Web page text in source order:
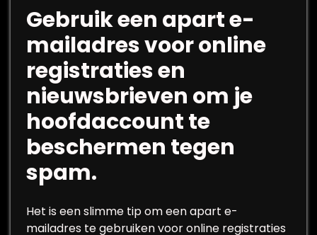
Gebruik een apart e-
mailadres voor online
registraties en
nieuwsbrieven om je
hoofdaccount te
beschermen tegen
spam.
Het is een slimme tip om een apart e-
mailadres te gebruiken voor online registraties